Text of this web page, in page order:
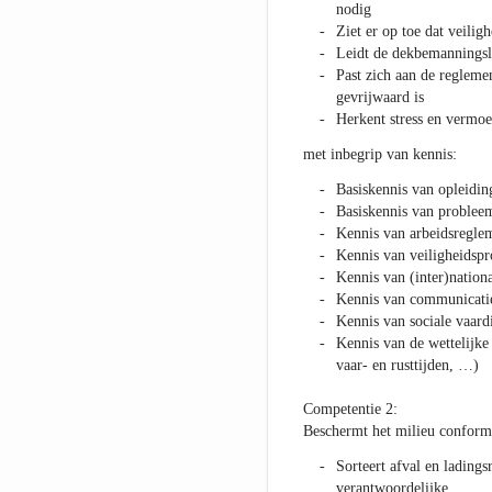
nodig
Ziet er op toe dat
Leidt de
Past zich aan de
gevrijwaard is
Herkent stress en
met inbegrip van kennis:
Basiskennis van
Basiskennis van
Kennis van
Kennis van
Kennis van
Kennis van
Kennis van sociale
Kennis van de wettelijke
vaar- en rusttijden, …)
Competentie 2:
Beschermt het milieu
Sorteert afval en
verantwoordelijke